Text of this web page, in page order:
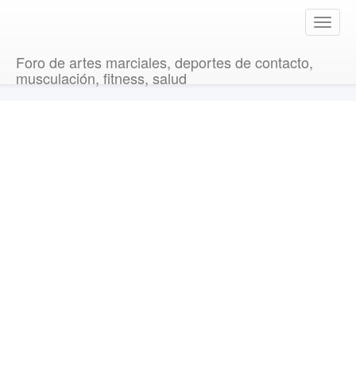
T
o
Foro de artes marciales, deportes de contacto,
musculación, fitness, salud